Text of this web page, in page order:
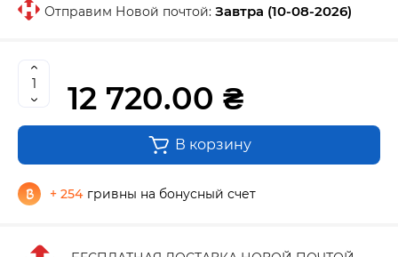
Отправим Новой почтой: Завтра (10-08-2026)
12 720.00 ₴
В корзину
+ 254 гривны на бонусный счет